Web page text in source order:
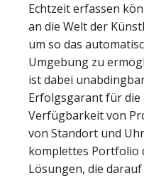
Echtzeit erfassen
an die Welt der
um so das
Umgebung zu
ist dabei
Erfolgsgarant für die
Verfügbarkeit von
von Standort und
komplettes Portfolio
Lösungen, die